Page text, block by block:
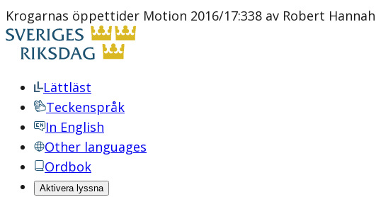
Krogarnas öppettider Motion 2016/17:338 av Robert
Lättläst
Teckenspråk
In English
Other languages
Ordbok
Aktivera lyssna